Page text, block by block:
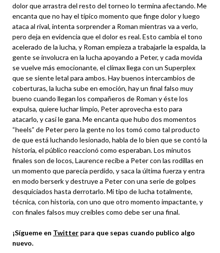
dolor que arrastra del resto del torneo lo termina afectando. Me
encanta que no hay el típico momento que finge dolor y luego
ataca al rival, intenta sorprender a Roman mientras va a verlo,
pero deja en evidencia que el dolor es real. Esto cambia el tono
acelerado de la lucha, y Roman empieza a trabajarle la espalda, la
gente se involucra en la lucha apoyando a Peter, y cada movida
se vuelve más emocionante, el clímax llega con un Superplex
que se siente letal para ambos. Hay buenos intercambios de
coberturas, la lucha sube en emoción, hay un final falso muy
bueno cuando llegan los compañeros de Roman y éste los
expulsa, quiere luchar limpio, Peter aprovecha esto para
atacarlo, y casi le gana. Me encanta que hubo dos momentos
“heels” de Peter pero la gente no los tomó como tal producto
de que está luchando lesionado, habla de lo bien que se contó la
historia, el público reaccionó como esperaban. Los minutos
finales son de locos, Laurence recibe a Peter con las rodillas en
un momento que parecía perdido, y saca la última fuerza y entra
en modo berserk y destruye a Peter con una serie de golpes
desquiciados hasta derrotarlo. Mi tipo de lucha totalmente,
técnica, con historia, con uno que otro momento impactante, y
con finales falsos muy creíbles como debe ser una final.
¡Sígueme en Twitter para que sepas cuando publico algo
nuevo.